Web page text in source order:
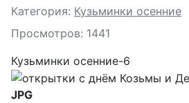
Подробности
Категория: Кузьминки осенние
Просмотров: 1441
Кузьминки осенние-6
JPG